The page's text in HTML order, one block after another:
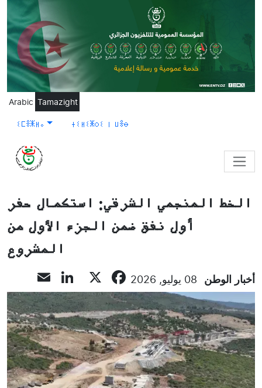
Skip to main content
Arabic Tamazight
ⵉⵎⴻⵥⵍⴰ ⵜⵉⵍⵉⵥⵔⵉ ⵏ ⵡⴻⴱ
الخط المنجمي الشرقي: استكمال حفر
أول نفق ضمن الجزء الأول من
المشروع
أخبار الوطن 08 يوليو, 2026 Facebook